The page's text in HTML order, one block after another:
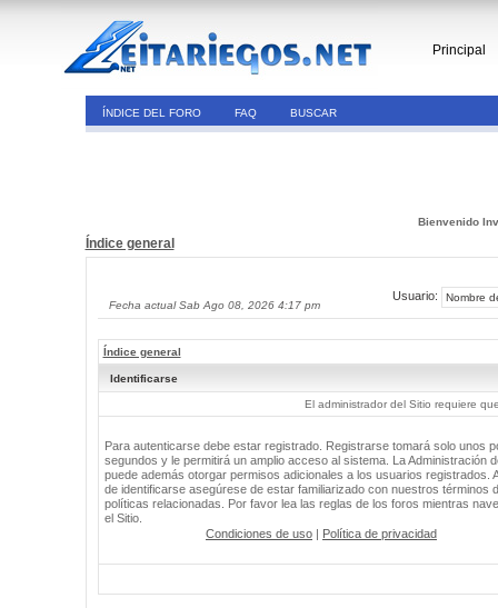
Principal
ÍNDICE DEL FORO FAQ BUSCAR
Bienvenido
Índice general
Fecha actual Sab Ago 08, 2026 4:17 pm
Usuario:
Índice general
Identificarse
El administrador del Sitio requiere
Para autenticarse debe estar registrado. Registrarse tomará solo unos
segundos y le permitirá un amplio acceso al sistema. La Administración
puede además otorgar permisos adicionales a los usuarios registrados.
de identificarse asegúrese de estar familiarizado con nuestros términos
políticas relacionadas. Por favor lea las reglas de los foros mientras
el Sitio.
Condiciones de uso | Política de privacidad